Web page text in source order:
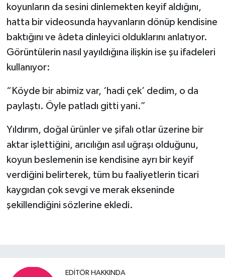
koyunların da sesini dinlemekten keyif aldığını,
hatta bir videosunda hayvanların dönüp kendisine
baktığını ve âdeta dinleyici olduklarını anlatıyor.
Görüntülerin nasıl yayıldığına ilişkin ise şu ifadeleri
kullanıyor:
“Köyde bir abimiz var, ‘hadi çek’ dedim, o da
paylaştı. Öyle patladı gitti yani.”
Yıldırım, doğal ürünler ve şifalı otlar üzerine bir
aktar işlettiğini, arıcılığın asıl uğraşı olduğunu,
koyun beslemenin ise kendisine ayrı bir keyif
verdiğini belirterek, tüm bu faaliyetlerin ticari
kaygıdan çok sevgi ve merak ekseninde
şekillendiğini sözlerine ekledi.
EDITÖR HAKKINDA